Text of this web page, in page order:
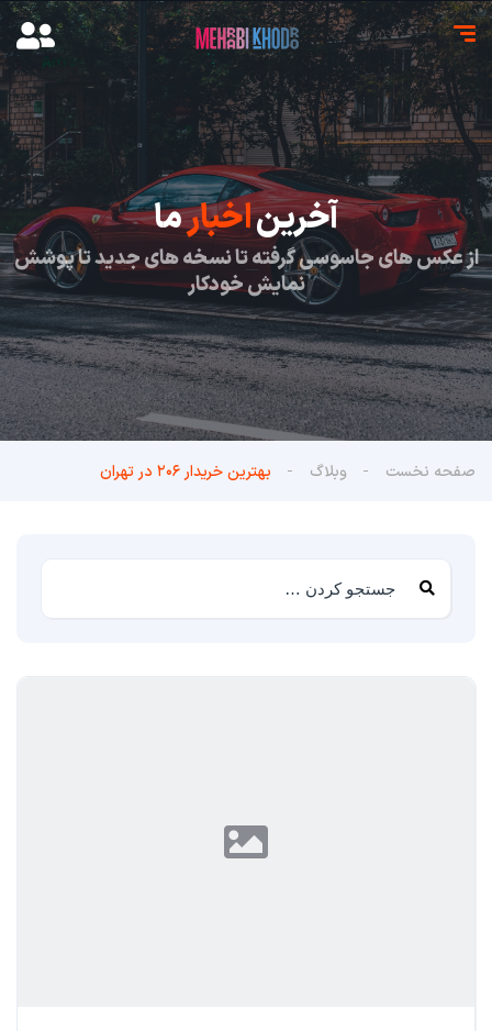
آخریناخبارما
از عکس های جاسوسی گرفته تا نسخه های جدید تا پوشش
نمایش خودکار
صفحه نخست وبلاگ بهترین خریدار ۲۰۶ در تهران